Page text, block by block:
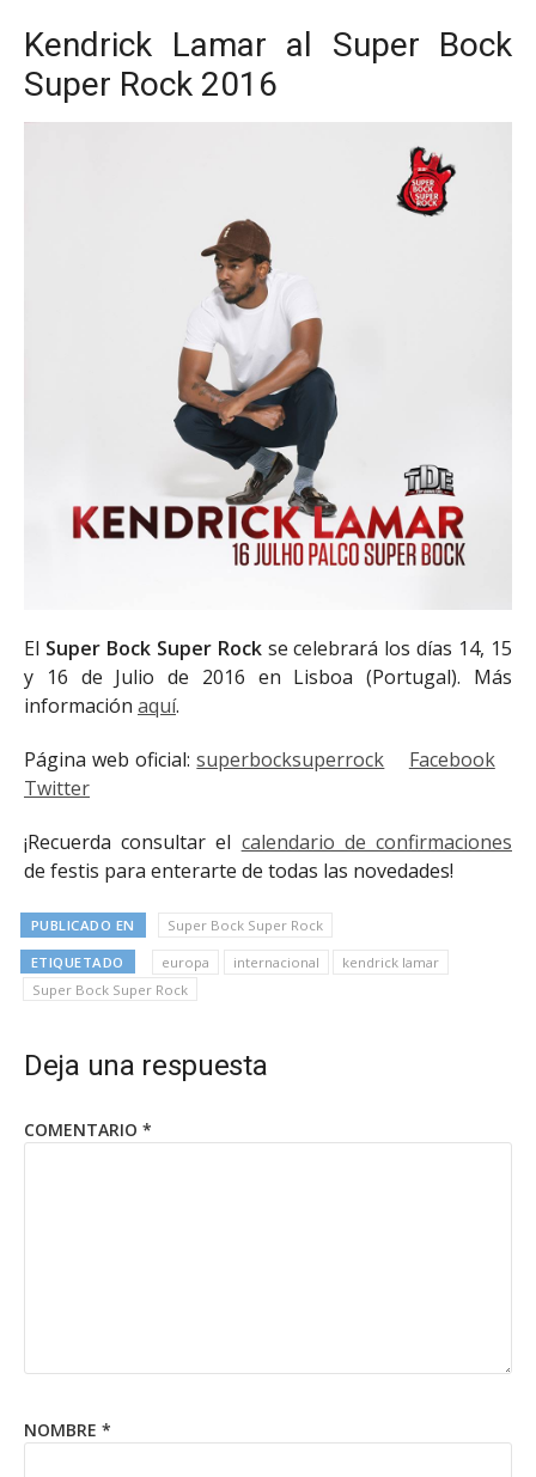
Kendrick Lamar al Super Bock
Super Rock 2016
El Super Bock Super Rockse celebrará los días 14, 15
y 16 de Julio de 2016 en Lisboa (Portugal). Más
información aquí.
Página web oficial:superbocksuperrock
Facebook
Twitter
¡Recuerda consultar el calendario de confirmaciones
de festis para enterarte de todas las novedades!
PUBLICADO EN Super Bock Super Rock
ETIQUETADO europa internacional
kendrick lamar
Super Bock Super Rock
Deja una respuesta
COMENTARIO *
NOMBRE *